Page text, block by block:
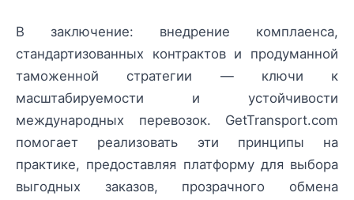
В заключение: внедрение комплаенса,
стандартизованных контрактов и продуманной
таможенной стратегии — ключи к
масштабируемости и устойчивости
международных перевозок. GetTransport.com
помогает реализовать эти принципы на
практике, предоставляя платформу для выбора
выгодных заказов, прозрачного обмена